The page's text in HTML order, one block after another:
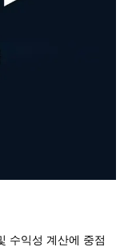
수익성 계산에 중점